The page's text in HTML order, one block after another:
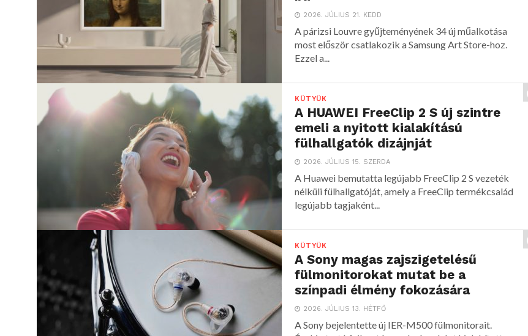
2026. JÚLIUS 21. KEDD
A párizsi Louvre gyűjteményének 34 új műalkotása
most először csatlakozik a Samsung Art Store-hoz.
Ezzel a...
KÜTYÜK
A HUAWEI FreeClip 2 S új szintre
emeli a nyitott kialakítású
fülhallgatók dizájnját
2026. JÚLIUS 15. SZERDA
A Huawei bemutatta legújabb FreeClip 2 S vezeték
nélküli fülhallgatóját, amely a FreeClip termékcsalád
legújabb tagjaként...
KÜTYÜK
A Sony magas zajszigetelésű
fülmonitorokat mutat be a
színpadi élmény fokozására
2026. JÚLIUS 13. HÉTFŐ
A Sony bejelentette új IER-M500 fülmonitorait.